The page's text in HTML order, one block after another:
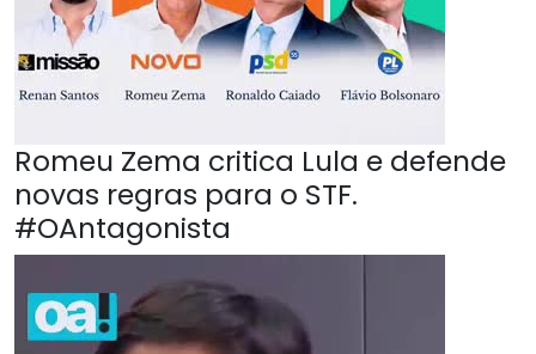
Romeu Zema critica Lula e defende
novas regras para o STF.
#OAntagonista